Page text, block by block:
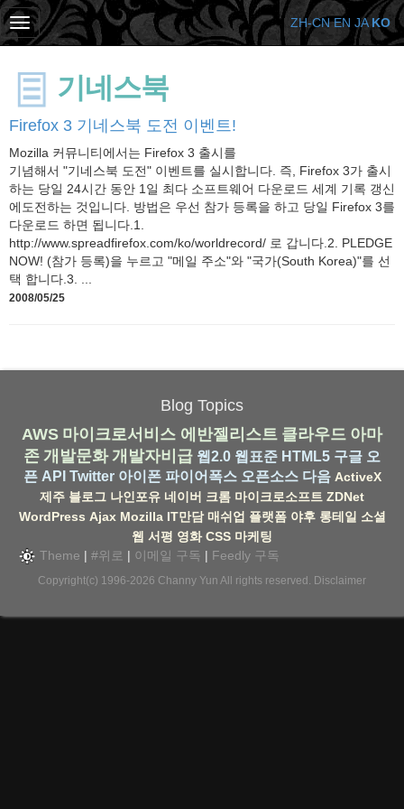
기네스북
Firefox 3 기네스북 도전 이벤트!
Mozilla 커뮤니티에서는 Firefox 3 출시를
기념해서 "기네스북 도전" 이벤트를 실시합니다. 즉, Firefox 3가 출시
하는 당일 24시간 동안 1일 최다 소프트웨어 다운로드 세계 기록 갱신
에도전하는 것입니다. 방법은 우선 참가 등록을 하고 당일 Firefox 3를
다운로드 하면 됩니다.1.
http://www.spreadfirefox.com/ko/worldrecord/ 로 갑니다.2. PLEDGE
NOW! (참가 등록)을 누르고 "메일 주소"와 "국가(South Korea)"를 선
택 합니다.3. ...
2008/05/25
Blog Topics
AWS 마이크로서비스 에반젤리스트 클라우드 아마
존 개발문화 개발자비급 웹2.0 웹표준 HTML5 구글 오
픈 API Twitter 아이폰 파이어폭스 오픈소스 다음 ActiveX
제주 블로그 나인포유 네이버 크롬 마이크로소프트 ZDNet
WordPress Ajax Mozilla IT만담 매쉬업 플랫폼 야후 롱테일 소셜
웹 서평 영화 CSS 마케팅
Theme | #위로 | 이메일 구독 | Feedly 구독
Copyright(c) 1996-2026 Channy Yun All rights reserved. Disclaimer
ZH-CN EN JA KO